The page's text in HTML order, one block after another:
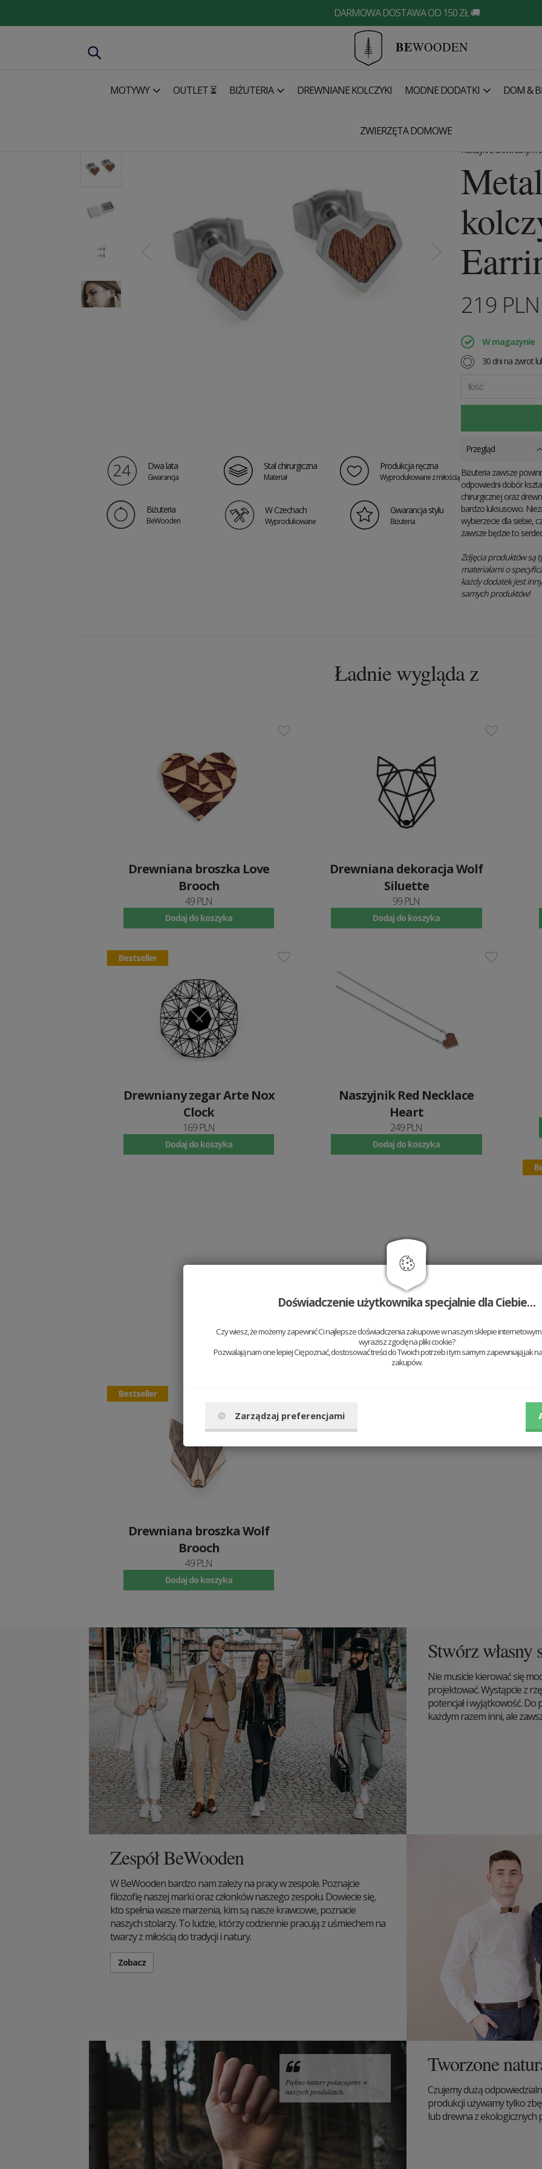
DARMOWA DOSTAWA OD 150 ZŁ 🚚
BEWOODEN
MOTYWY OUTLET ⏳ BIŻUTERIA DREWNIANE KOLCZYKI MODNE DODATKI DOM &
ZWIERZĘTA DOMOWE
Kolczyki z drewnianym
219 PLN
W magazynie
30 dni na zwrot
Ilość:
Dwa lata
Gwarancja
Stal chirurgiczna
Materiał
Produkcja ręczna
Wyprodukowane z miłością
Biżuteria
BeWooden
W Czechach
Wyprodukowane
Gwarancja stylu
Biżuteria
Przegląd
Biżuteria zawsze
odpowiedni dobór
chirurgicznej oraz
bardzo luksusowo.
wybierzecie dla siebie,
zawsze będzie to
Zdjęcia produktów są
materiałami o
każdy dodatek jest
samych produktów!
Ładnie wygląda z
Drewniana broszka Love
Brooch
49 PLN
Dodaj do koszyka
Drewniana dekoracja Wolf
Siluette
99 PLN
Dodaj do koszyka
Bestseller
Drewniany zegar Arte Nox
Clock
169 PLN
Dodaj do koszyka
Naszyjnik Red Necklace
Heart
249 PLN
Dodaj do koszyka
Bestseller
Drewniana broszka Wolf
Brooch
49 PLN
Dodaj do koszyka
Stwórz własny
Nie musicie kierować się
projektować. Wystąpcie z
potencjał i wyjątkowość. Do
każdym razem inni, ale
Zespół BeWooden
W BeWooden bardzo nam zależy na pracy w zespole. Poznajcie
filozofię naszej marki oraz członków naszego zespołu. Dowiecie się,
kto spełnia wasze marzenia, kim są nasze krawcowe, poznacie
naszych stolarzy. To ludzie, którzy codziennie pracują z uśmiechem na
twarzy z miłością do tradycji i natury.
Zobacz
Tworzone
Czujemy dużą
produkcji używamy tylko
lub drewna z ekologicznych
Piękno natury pokazujemy w
naszych produktach.
Doświadczenie użytkownika specjalnie dla Ciebie…
Czy wiesz, że możemy zapewnić Ci najlepsze doświadczenia zakupowe w naszym sklepie
wyrazisz zgodę na pliki cookie?
Pozwalają nam one lepiej Cię poznać, dostosować treści do Twoich potrzeb i tym samym zapewniają jak
zakupów.
Zarządzaj preferencjami